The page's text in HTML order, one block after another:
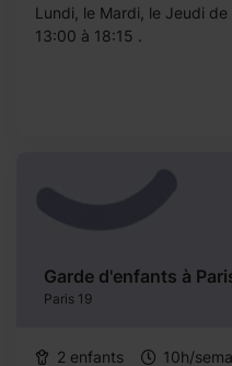
Lundi, le Mardi, le Jeudi
13:00 à 18:15 .
Garde d'enfants à
Paris 19
2 enfants
10h/